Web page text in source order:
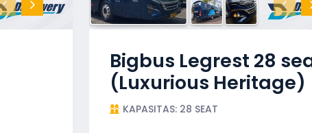
Bigbus Legrest 28
(Luxurious Heritage)
KAPASITAS: 28 SEAT